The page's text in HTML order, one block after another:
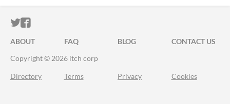
ITCH.IO ON TWITTER
ITCH.IO ON FACEBOOK
ABOUT FAQ BLOG
CONTACT US
Copyright © 2026 itch corp
Directory Terms Privacy Cookies